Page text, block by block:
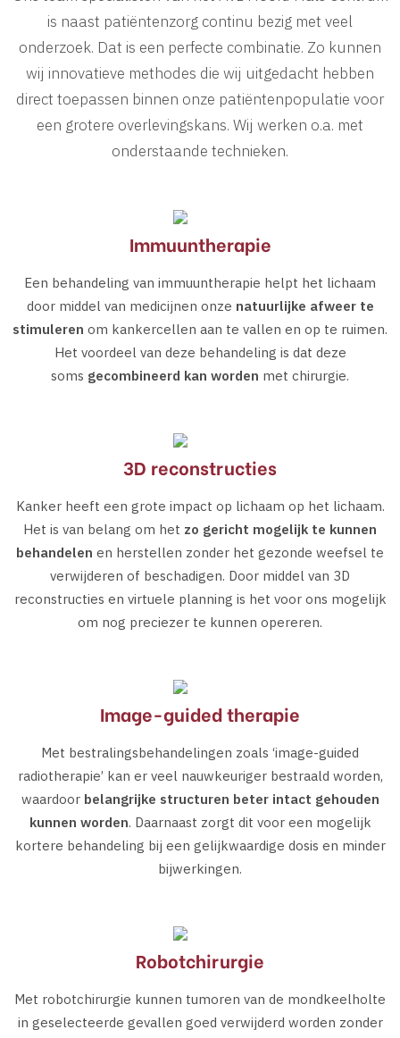
is naast patiëntenzorg continu bezig met veel
onderzoek. Dat is een perfecte combinatie. Zo kunnen
wij innovatieve methodes die wij uitgedacht hebben
direct toepassen binnen onze patiëntenpopulatie voor
een grotere overlevingskans. Wij werken o.a. met
onderstaande technieken.
Immuuntherapie
Een behandeling van immuuntherapie helpt het lichaam
door middel van medicijnen onze natuurlijke afweer te
stimuleren om kankercellen aan te vallen en op te ruimen.
Het voordeel van deze behandeling is dat deze
soms gecombineerd kan worden met chirurgie.
3D reconstructies
Kanker heeft een grote impact op lichaam op het lichaam.
Het is van belang om het zo gericht mogelijk te kunnen
behandelen en herstellen zonder het gezonde weefsel te
verwijderen of beschadigen. Door middel van 3D
reconstructies en virtuele planning is het voor ons mogelijk
om nog preciezer te kunnen opereren.
Image-guided therapie
Met bestralingsbehandelingen zoals ‘image-guided
radiotherapie’ kan er veel nauwkeuriger bestraald worden,
waardoor belangrijke structuren beter intact gehouden
kunnen worden. Daarnaast zorgt dit voor een mogelijk
kortere behandeling bij een gelijkwaardige dosis en minder
bijwerkingen.
Robotchirurgie
Met robotchirurgie kunnen tumoren van de mondkeelholte
in geselecteerde gevallen goed verwijderd worden zonder